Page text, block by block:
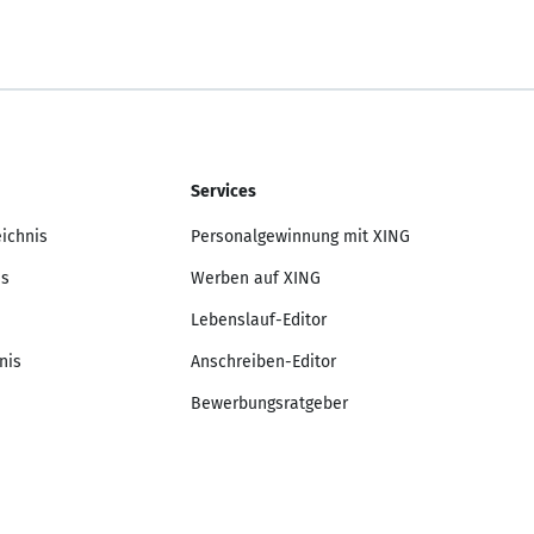
Services
Personalgewinnung mit XING
Werben auf XING
Lebenslauf-Editor
Anschreiben-Editor
Bewerbungsratgeber